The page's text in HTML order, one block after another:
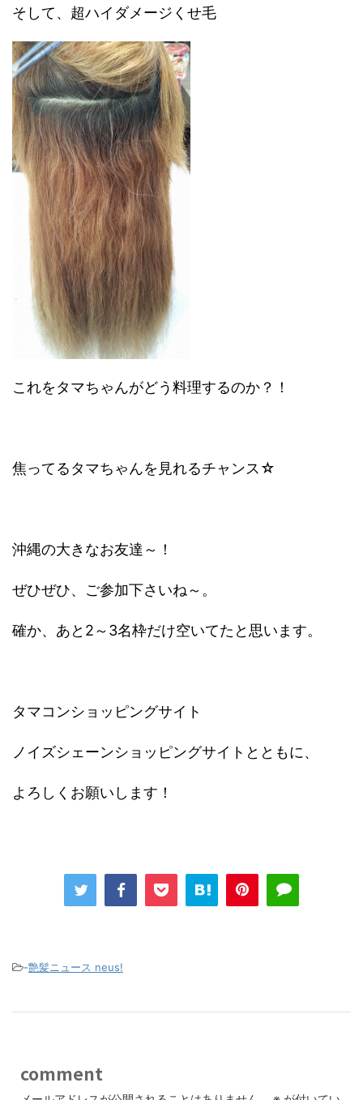
そして、超ハイダメージくせ毛
これをタマちゃんがどう料理するのか？！
焦ってるタマちゃんを見れるチャンス☆
沖縄の大きなお友達～！
ぜひぜひ、ご参加下さいね～。
確か、あと2～3名枠だけ空いてたと思います。
タマコンショッピングサイト
ノイズシェーンショッピングサイトとともに、
よろしくお願いします！
-艶髪ニュース neus!
comment